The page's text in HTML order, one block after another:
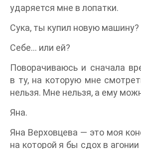
ударяется мне в лопатки.
Сука, ты купил новую машину?
Себе… или ей?
Поворачиваюсь и сначала
в ту, на которую мне
нельзя. Мне нельзя, а ему
Яна.
Яна Верховцева — это моя
на которой я бы сдох в агонии